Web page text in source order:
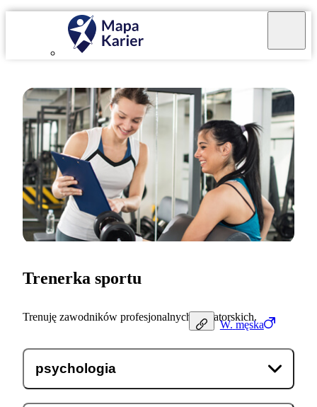
W. męska
Trenerka sportu
Trenuję zawodników profesjonalnych i amatorskich.
psychologia